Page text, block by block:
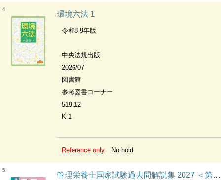
4
環境六法 1
令和8-9年版
中央法規出版
2026/07
図書館
参考図書コーナー
519.12
K-1
Reference only No hold
5
管理栄養士国家試験過去問解説集 2027 ＜第36回〜第40回＞5年分徹底解説